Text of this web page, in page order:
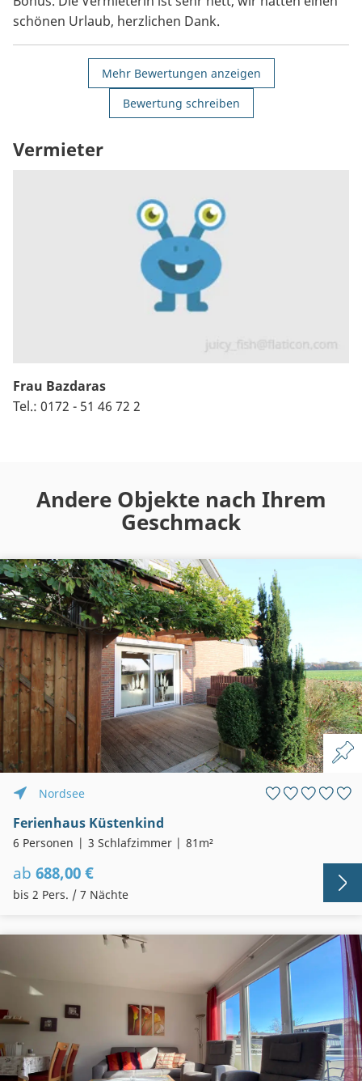
schönen Urlaub, herzlichen Dank.
Mehr Bewertungen anzeigen
Bewertung schreiben
Vermieter
Frau Bazdaras
Tel.: 0172 - 51 46 72 2
Andere Objekte nach Ihrem
Geschmack
Nordsee
Ferienhaus Küstenkind
6 Personen 3 Schlafzimmer 81m²
ab 688,00 €
bis 2 Pers. / 7 Nächte